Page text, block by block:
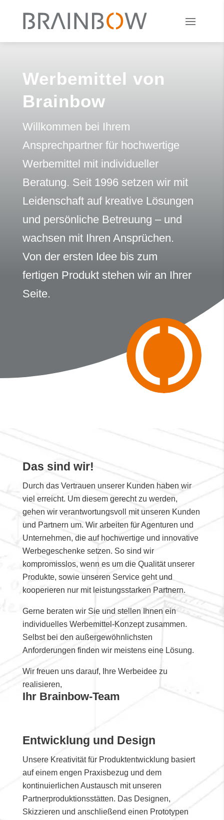
Werbemittel von
Brainbow
Willkommen bei Ihrem
Ansprechpartner für hochwertige
Werbemittel mit individueller
Beratung. Seit 1996 setzen wir mit
Leidenschaft auf kreative Lösungen
und persönliche Betreuung – und
wachsen mit Ihren Ansprüchen.
Von der ersten Idee bis zum
fertigen Produkt stehen wir an Ihrer
Seite.
Das sind wir!
Durch das Vertrauen unserer Kunden haben wir
viel erreicht. Um diesem gerecht zu werden,
gehen wir verantwortungsvoll mit unseren Kunden
und Partnern um. Wir arbeiten für Agenturen und
Unternehmen, die auf hochwertige und innovative
Werbegeschenke setzen. So sind wir
kompromisslos, wenn es um die Qualität unserer
Produkte, sowie unseren Service geht und
kooperieren nur mit leistungsstarken Partnern.
Gerne beraten wir Sie und stellen Ihnen ein
individuelles Werbemittel-Konzept zusammen.
Selbst bei den außergewöhnlichsten
Anforderungen finden wir meistens eine Lösung.
Wir freuen uns darauf, Ihre Werbeidee zu
realisieren,
Ihr Brainbow-Team
Entwicklung und Design
Unsere Kreativität für Produktentwicklung basiert
auf einem engen Praxisbezug und dem
kontinuierlichen Austausch mit unseren
Partnerproduktionsstätten. Das Designen,
Skizzieren und anschließend einen Prototypen